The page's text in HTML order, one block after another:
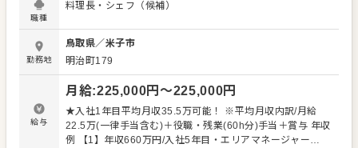
したお店づくりで着実に成長。現在は関東・中部・関西・
集しています！ 【店長・マネージャー（候補）の仕事内
容】 店長は、店舗の運営を管理する責任者です。接客をは
じめとする店舗業務はもちろん、スタッフの育成やマネジ
メントといった重要な役割を担います。メインとなるの
は、販促イベントやキャンペーンの企画なども含め、売上
に繋げていくことです。 全体のオペレーション改善なども
お任せしますので、あなたならではのアイデアを積極的に
職種
料理長・シェフ（候補）
勤務地
鳥取県／米子市
明治町179
給与
月給:225,000円〜225,000円
★入社1年目平均月収35.5万可能！ ※平均月収内訳/月給
22.5万(一律手当含む)＋役職・残業(60h分)手当＋賞与 年収
例 【1】年収660万円/入社5年目・エリアマネージャー